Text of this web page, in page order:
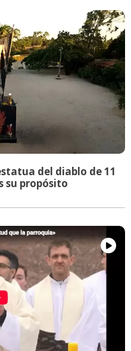
del diablo de 11
su propósito